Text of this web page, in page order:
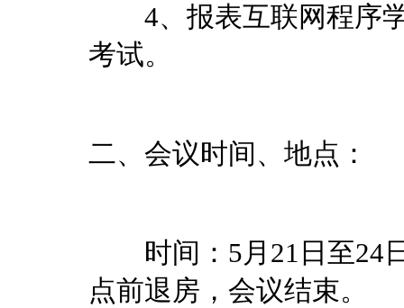
4、报表互联网程序学
考试。
二、会议时间、地点：
时间：5月21日至24日
点前退房，会议结束。